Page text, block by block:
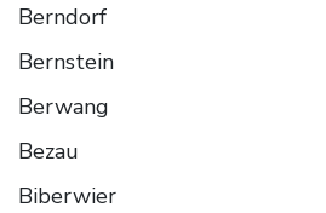
Berndorf
Bernstein
Berwang
Bezau
Biberwier